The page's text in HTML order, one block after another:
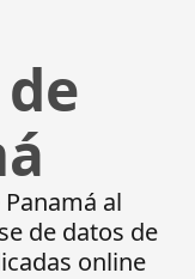
al
de datos de
online